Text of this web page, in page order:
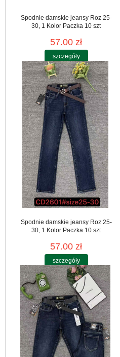
Spodnie damskie jeansy Roz 25-
30, 1 Kolor Paczka 10 szt
57.00 zł
szczegóły
Spodnie damskie jeansy Roz 25-
30, 1 Kolor Paczka 10 szt
57.00 zł
szczegóły